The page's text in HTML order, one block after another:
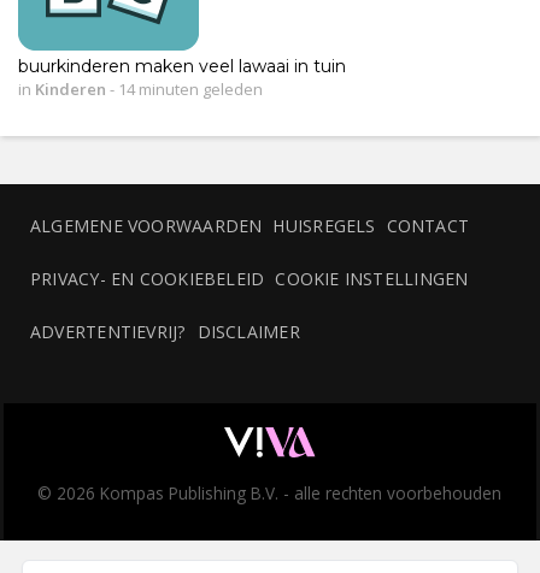
buurkinderen maken veel lawaai in tuin
in Kinderen - 14 minuten geleden
ALGEMENE VOORWAARDEN HUISREGELS CONTACT
PRIVACY- EN COOKIEBELEID COOKIE INSTELLINGEN
ADVERTENTIEVRIJ? DISCLAIMER
© 2026 Kompas Publishing B.V. - alle rechten voorbehouden